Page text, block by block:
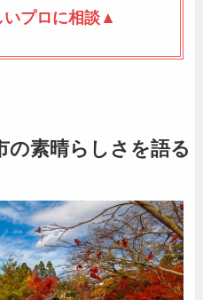
プロに相談▲
の素晴らしさを語る